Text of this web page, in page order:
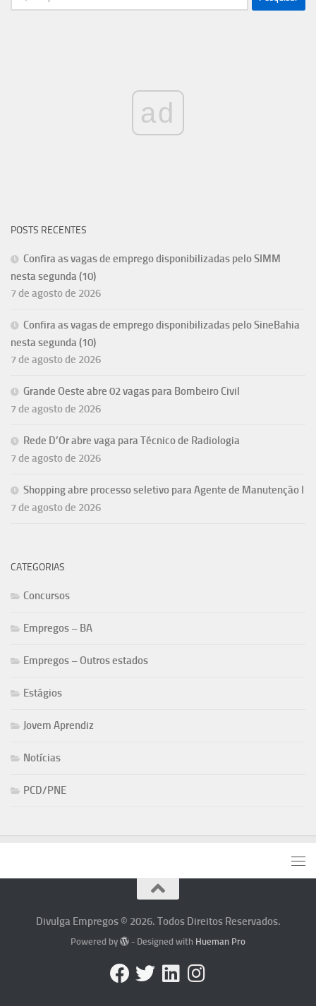
por:
ad
POSTS RECENTES
Confira as vagas de emprego disponibilizadas pelo SIMM
nesta segunda (10)
7 de agosto de 2026
Confira as vagas de emprego disponibilizadas pelo SineBahia
nesta segunda (10)
7 de agosto de 2026
Grande Oeste abre 02 vagas para Bombeiro Civil
7 de agosto de 2026
Rede D’Or abre vaga para Técnico de Radiologia
7 de agosto de 2026
Shopping abre processo seletivo para Agente de Manutenção I
7 de agosto de 2026
CATEGORIAS
Concursos
Empregos – BA
Empregos – Outros estados
Estágios
Jovem Aprendiz
Notícias
PCD/PNE
Divulga Empregos © 2026. Todos Direitos Reservados.
Powered by - Designed with Hueman Pro